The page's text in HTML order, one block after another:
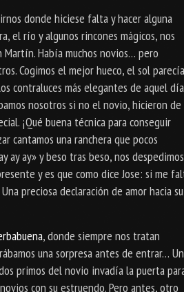
donde hiciese falta y hacer alguna
el río y algunos rincones mágicos, nos
Había muchos novios… pero
Cogimos el mejor hueco, el sol parecía
contraluces más elegantes de aquel
nosotros si no el novio, hicieron de
¡Qué buena técnica para conseguir
cantamos una ranchera que pocos
ay ay» y beso tras beso, nos despedimos
y es que como dice Jose: si me
preciosa declaración de amor hacia su
, donde siempre nos tratan
una sorpresa antes de entrar…
primos del novio invadía la puerta
con su estruendo. Pero antes, otro